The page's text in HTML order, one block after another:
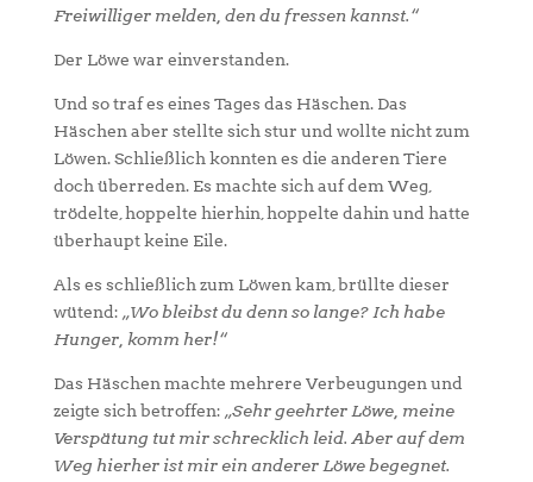
Freiwilliger melden, den du fressen kannst.“
Der Löwe war einverstanden.
Und so traf es eines Tages das Häschen. Das
Häschen aber stellte sich stur und wollte nicht zum
Löwen. Schließlich konnten es die anderen Tiere
doch überreden. Es machte sich auf dem Weg,
trödelte, hoppelte hierhin, hoppelte dahin und hatte
überhaupt keine Eile.
Als es schließlich zum Löwen kam, brüllte dieser
wütend: „Wo bleibst du denn so lange? Ich habe
Hunger, komm her!“
Das Häschen machte mehrere Verbeugungen und
zeigte sich betroffen: „Sehr geehrter Löwe, meine
Verspätung tut mir schrecklich leid. Aber auf dem
Weg hierher ist mir ein anderer Löwe begegnet.